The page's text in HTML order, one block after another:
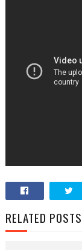
RELATED POSTS